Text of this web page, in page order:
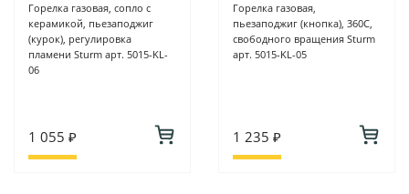
Горелка газовая, сопло с
керамикой, пьезаподжиг
(курок), регулировка
пламени Sturm арт. 5015-KL-
06
1 055 ₽
Горелка газовая,
пьезаподжиг (кнопка), 360С,
свободного вращения Sturm
арт. 5015-KL-05
1 235 ₽